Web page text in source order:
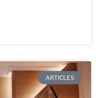
ARTICLES